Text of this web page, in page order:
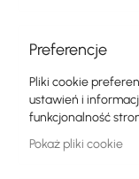
Switch
Punkty
Kable
Zasilanie
Preferencje
Pliki cookie
ustawień i
funkcjonalność
Pokaż pliki cookie